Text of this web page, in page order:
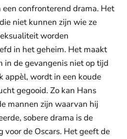
confronterend drama. Het
niet kunnen zijn wie ze
worden
in het geheim. Het maakt
de gevangenis niet op tijd
appèl, wordt in een koude
gegooid. Zo kan Hans
mannen zijn waarvan hij
sobere drama is de
voor de Oscars. Het geeft de